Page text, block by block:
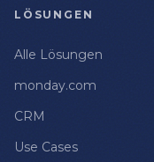
LÖSUNGEN
Alle Lösungen
monday.com
CRM
Use Cases